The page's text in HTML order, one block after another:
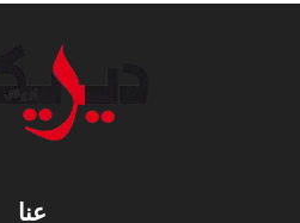
عنا